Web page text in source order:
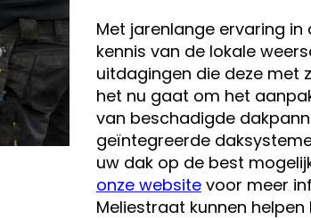
Met jarenlange ervaring
kennis van de lokale
uitdagingen die deze met
het nu gaat om het
van beschadigde
geïntegreerde
uw dak op de best
onze websitevoor meer
Meliestraat kunnen